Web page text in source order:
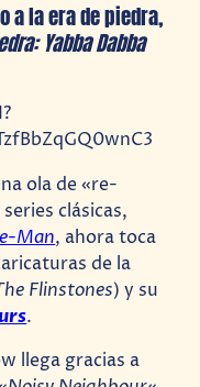
a la era de piedra,
Yabba Dabba
ola de «re-
clásicas,
Man, ahora toca
de la
Flinstones) y su
.
llega gracias a